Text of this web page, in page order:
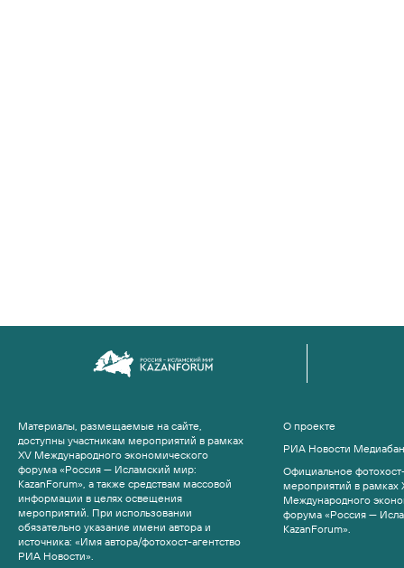
Материалы, размещаемые на сайте,
доступны участникам мероприятий в рамках
XV Международного экономического
форума «Россия — Исламский мир:
KazanForum», а также средствам массовой
информации в целях освещения
мероприятий. При использовании
обязательно указание имени автора и
источника: «Имя автора/фотохост-агентство
РИА Новости».
О проекте
РИА Новости
Официальное
мероприятий в рамках
Международного
форума «Россия —
KazanForum».